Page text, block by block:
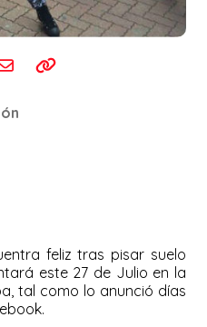
feliz tras pisar suelo
este 27 de Julio en la
tal como lo anunció días